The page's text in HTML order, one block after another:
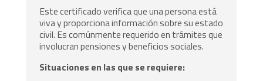
Este certificado verifica que una persona está
viva y proporciona información sobre su estado
civil. Es comúnmente requerido en trámites que
involucran pensiones y beneficios sociales.
Situaciones en las que se requiere: